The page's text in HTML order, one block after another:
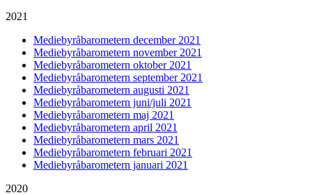
2021
Mediebyråbarometern december 2021
Mediebyråbarometern november 2021
Mediebyråbarometern oktober 2021
Mediebyråbarometern september 2021
Mediebyråbarometern augusti 2021
Mediebyråbarometern juni/juli 2021
Mediebyråbarometern maj 2021
Mediebyråbarometern april 2021
Mediebyråbarometern mars 2021
Mediebyråbarometern februari 2021
Mediebyråbarometern januari 2021
2020